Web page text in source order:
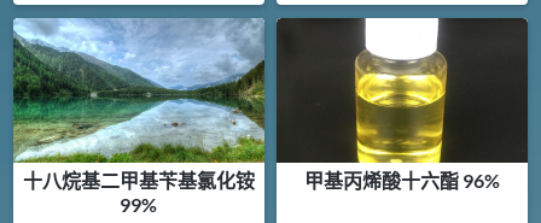
十八烷基二甲基苄基氯化铵
99%
甲基丙烯酸十六酯 96%